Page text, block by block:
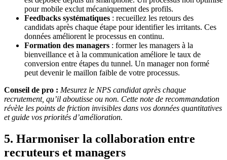
pour mobile exclut mécaniquement des profils.
Feedbacks systématiques : recueillez les retours des
candidats après chaque étape pour identifier les irritants. Ces
données améliorent le processus en continu.
Formation des managers : former les managers à la
bienveillance et à la communication améliore le taux de
conversion entre étapes du tunnel. Un manager non formé
peut devenir le maillon faible de votre processus.
Conseil de pro : Mesurez le NPS candidat après chaque
recrutement, qu’il aboutisse ou non. Cette note de recommandation
révèle les points de friction invisibles dans vos données quantitatives
et guide vos priorités d’amélioration.
5. Harmoniser la collaboration entre
recruteurs et managers